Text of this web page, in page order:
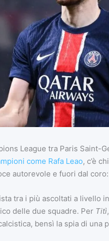
League tra Paris Saint-
come Rafa Leao, c’è
autorevole e fuori dal
tra i più ascoltati a livello
delle due squadre. Per Titì
bensì la spia di una